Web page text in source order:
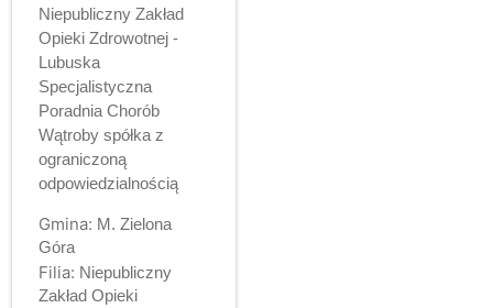
Niepubliczny Zakład
Opieki Zdrowotnej -
Lubuska
Specjalistyczna
Poradnia Chorób
Wątroby spółka z
ograniczoną
odpowiedzialnością
Gmina: M. Zielona
Góra
Filia: Niepubliczny
Zakład Opieki